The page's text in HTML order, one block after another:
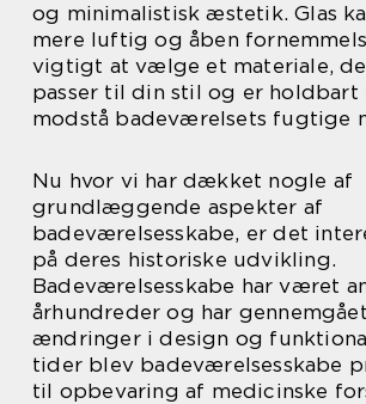
og minimalistisk æstetik. Glas
mere luftig og åben
vigtigt at vælge et materiale,
passer til din stil og er holdbart
modstå badeværelsets fugtige
Nu hvor vi har dækket nogle af
grundlæggende aspekter af
badeværelsesskabe, er det
på deres historiske udvikling.
Badeværelsesskabe har været
århundreder og har
ændringer i design og
tider blev badeværelsesskabe
til opbevaring af medicinske